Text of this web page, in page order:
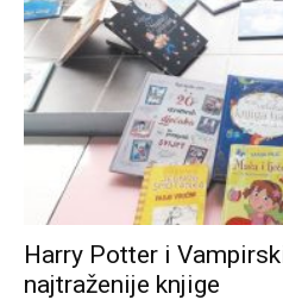
Harry Potter i
najtraženije knjige